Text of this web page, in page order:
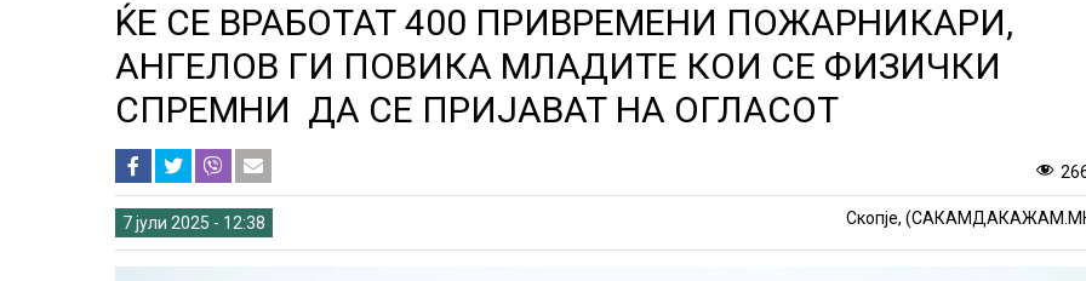
ЌЕ СЕ ВРАБОТАТ 400 ПРИВРЕМЕНИ ПОЖАРНИКАРИ,
АНГЕЛОВ ГИ ПОВИКА МЛАДИТЕ КОИ СЕ ФИЗИЧКИ
СПРЕМНИ ДА СЕ ПРИЈАВАТ НА ОГЛАСОТ
7 јули 2025 - 12:38 Скопје,